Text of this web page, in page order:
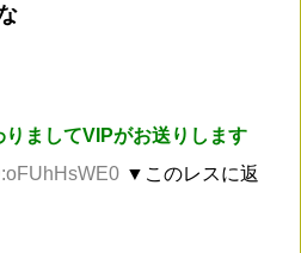
りましてVIPがお送りします
▼このレスに返